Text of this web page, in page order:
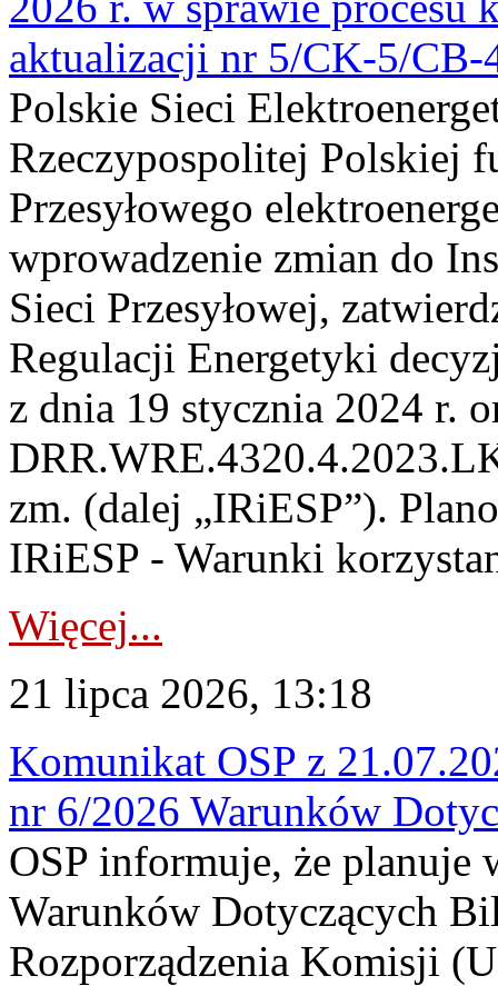
aktualizacji nr 5/CK-5/CB-
Polskie Sieci
Rzeczypospolitej Polskiej
Przesyłowego
wprowadzenie zmian do
Sieci Przesyłowej,
Regulacji Energetyki
z dnia 19 stycznia 2024 r.
zm. (dalej „IRiESP”).
IRiESP - Warunki
Więcej...
21 lipca 2026, 13:18
Komunikat OSP z
nr 6/2026 Warunków
OSP informuje, że planuje
Warunków Dotyczących
Rozporządzenia Komisji